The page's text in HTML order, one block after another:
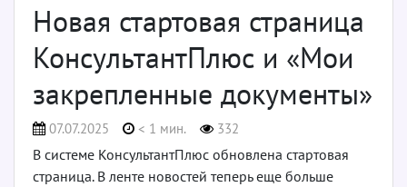
Новая стартовая страница
КонсультантПлюс и «Мои
закрепленные документы»
07.07.2025 < 1 мин. 332
В системе КонсультантПлюс обновлена стартовая
страница. В ленте новостей теперь еще больше